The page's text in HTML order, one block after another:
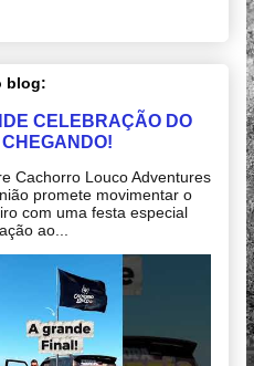
blog:
CELEBRAÇÃO DO
Cachorro Louco Adventures
promete movimentar o
com uma festa especial
ao...